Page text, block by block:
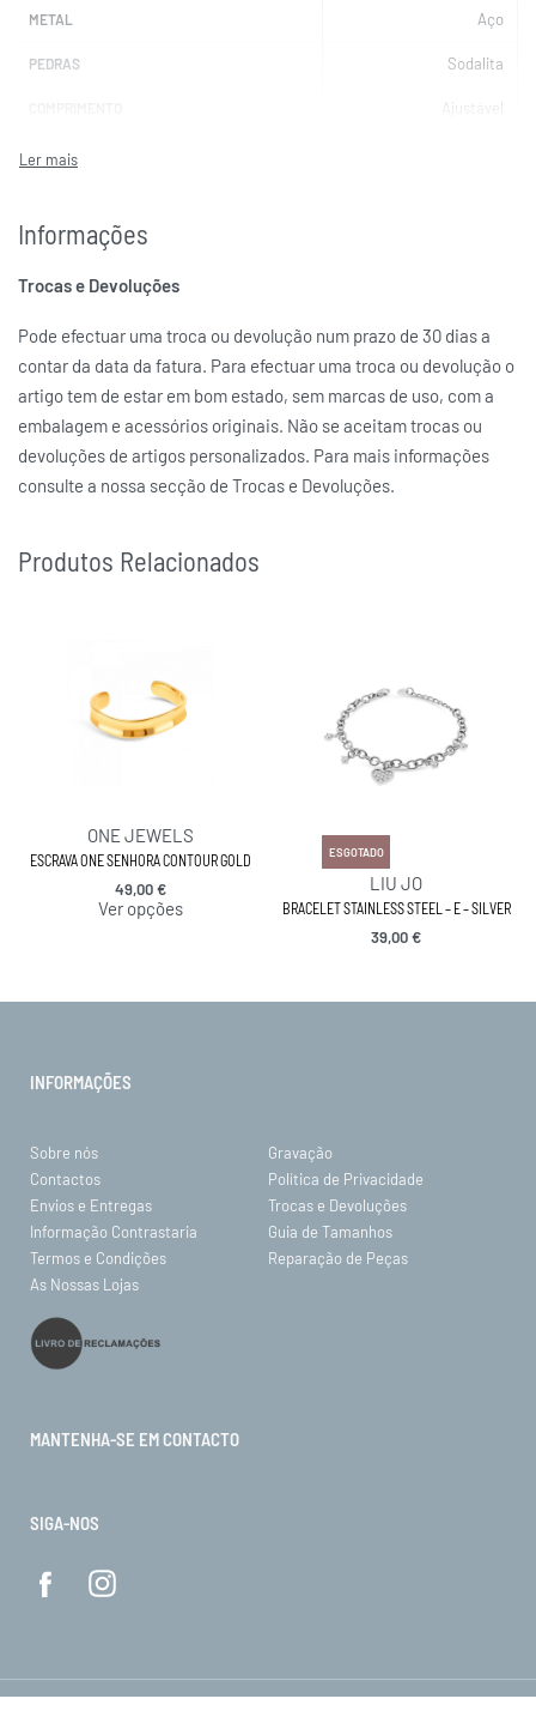
METAL Aço
PEDRAS Sodalita
Ajustável
COR DA(S) PEDRA(S)
Informações
Trocas e Devoluções
Pode efectuar uma troca ou devolução num prazo de 30 dias a
contar da data da fatura. Para efectuar uma troca ou devolução o
artigo tem de estar em bom estado, sem marcas de uso, com a
embalagem e acessórios originais. Não se aceitam trocas ou
devoluções de artigos personalizados. Para mais informações
consulte a nossa secção de Trocas e Devoluções.
Produtos Relacionados
ONE JEWELS
ESCRAVA ONE SENHORA CONTOUR GOLD
49,00€
Ver opções
ESGOTADO
LIU JO
BRACELET STAINLESS STEEL – E – SILVER
39,00€
INFORMAÇÕES
Sobre nós
Gravação
Contactos
Política de Privacidade
Envios e Entregas
Trocas e Devoluções
Informação Contrastaria
Guia de Tamanhos
Termos e Condições
Reparação de Peças
As Nossas Lojas
MANTENHA-SE EM CONTACTO
SIGA-NOS